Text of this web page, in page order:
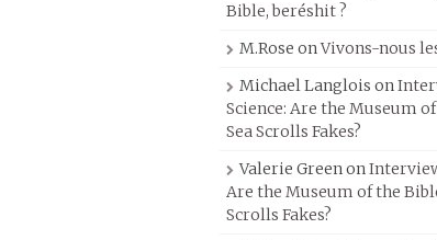
Bible, beréshit ?
M.Rose onVivons-nous
Michael Langlois on
Science: Are the Museum
Sea Scrolls Fakes?
Valerie Greenon
Are the Museum of the
Scrolls Fakes?